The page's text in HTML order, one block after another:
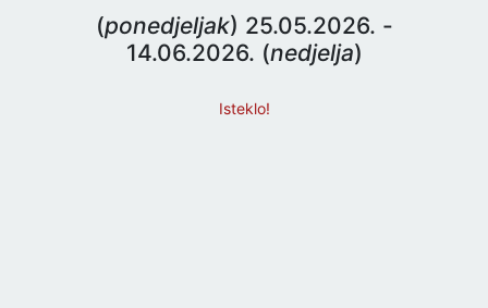
(ponedjeljak) 25.05.2026. -
14.06.2026. (nedjelja)
Isteklo!